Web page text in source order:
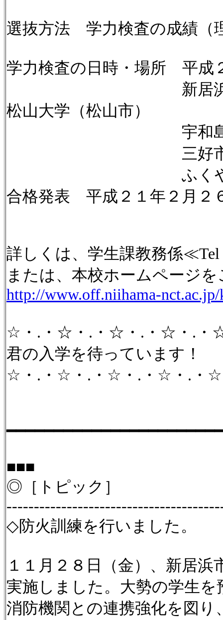
選抜方法 学力検査の成績（
学力検査の日時・場所 平成
新居浜高専（
松山大学（松山市）
宇和島市総合福
三好市保健センタ
ふくやま市民交
合格発表 平成２１年２月２
詳しくは、学生課教務係
または、本校ホームページ
http://www.off.niihama-
☆・.・☆・.・☆・.・☆・.・
君の入学を待っています
☆・.・☆・.・☆・.・☆・.・☆
■■■
◎［トピック］
◇防火訓練を行いました。
１１月２８日（金）、新居
実施しました。大勢の学生
消防機関との連携強化を図